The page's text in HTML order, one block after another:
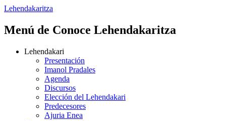
Lehendakaritza
Menú de Conoce Lehendakaritza
Lehendakari
Presentación
Imanol Pradales
Agenda
Discursos
Elección del Lehendakari
Predecesores
Ajuria Enea